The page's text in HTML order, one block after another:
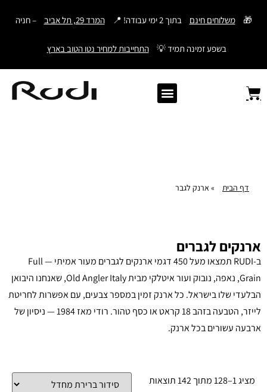
דילוג
🎁 משלוחים חינם בתוך 2 ימי עבודה! 📍 המרד 29, תל אביב – חניה
בשפע זמינה תמיד 💡 התחייבות למחיר נטו הטוב בארץ
דף הבית » ארנק לגבר
ארנקים לגברים
ב-RUDI תמצאו מעל 450 דגמי ארנקים לגברים מעור אמיתי — Full
Grain, נאפה, נובוק ועור איטלקי מבית Old Angler Italy, שאנחנו היבואן
הבלעדי שלו בישראל. כל ארנק זמין במספר צבעים, עם אפשרות לחריטת
לייזר, הטבעה בזהב 18 קראט או כסף טהור. רודי מאז 1984 — ניסיון של
ארבעה עשורים בכל ארנק.
מציג 1–128 מתוך 142 תוצאות